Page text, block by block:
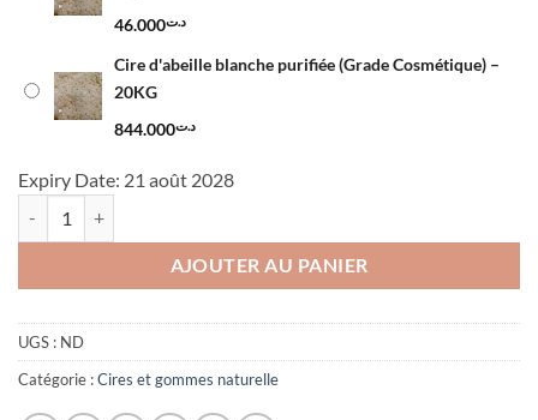
د.ت46.000
Cire d'abeille blanche purifiée (Grade Cosmétique) –
20KG
د.ت844.000
Expiry Date: 21 août 2028
AJOUTER AU PANIER
UGS : ND
Catégorie :Cires et gommes naturelle